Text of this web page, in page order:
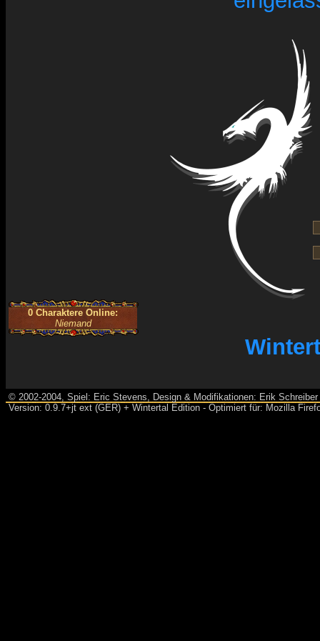
0 Charaktere Online:
Niemand
© 2002-2004, Spiel: Eric Stevens, Design & Modifikationen: Erik
Version: 0.9.7+jt ext (GER) + Wintertal Edition - Optimiert für: Mozilla